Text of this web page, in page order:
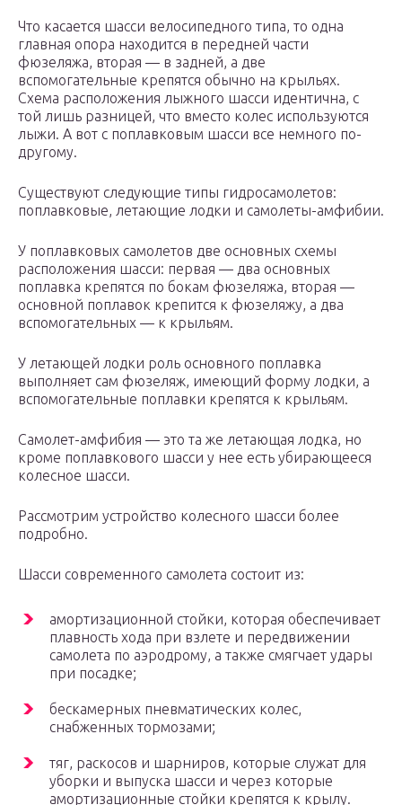
Что касается шасси велосипедного типа, то одна
главная опора находится в передней части
фюзеляжа, вторая — в задней, а две
вспомогательные крепятся обычно на крыльях.
Схема расположения лыжного шасси идентична, с
той лишь разницей, что вместо колес используются
лыжи. А вот с поплавковым шасси все немного по-
другому.
Существуют следующие типы гидросамолетов:
поплавковые, летающие лодки и самолеты-амфибии.
У поплавковых самолетов две основных схемы
расположения шасси: первая — два основных
поплавка крепятся по бокам фюзеляжа, вторая —
основной поплавок крепится к фюзеляжу, а два
вспомогательных — к крыльям.
У летающей лодки роль основного поплавка
выполняет сам фюзеляж, имеющий форму лодки, а
вспомогательные поплавки крепятся к крыльям.
Самолет-амфибия — это та же летающая лодка, но
кроме поплавкового шасси у нее есть убирающееся
колесное шасси.
Рассмотрим устройство колесного шасси более
подробно.
Шасси современного самолета состоит из:
амортизационной стойки, которая обеспечивает
плавность хода при взлете и передвижении
самолета по аэродрому, а также смягчает удары
при посадке;
бескамерных пневматических колес,
снабженных тормозами;
тяг, раскосов и шарниров, которые служат для
уборки и выпуска шасси и через которые
амортизационные стойки крепятся к крылу.